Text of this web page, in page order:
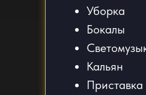
Уборка
Бокалы
Кальян
Приставка